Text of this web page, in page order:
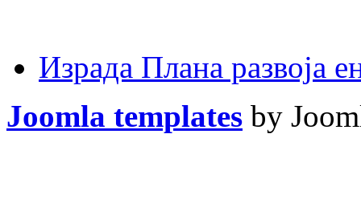
Израда Плана развоја
Joomla templates by